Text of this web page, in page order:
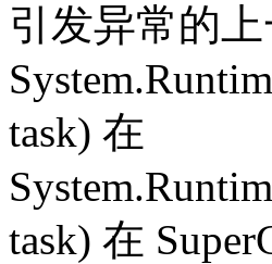
引发异常的
task) 在
task) 在